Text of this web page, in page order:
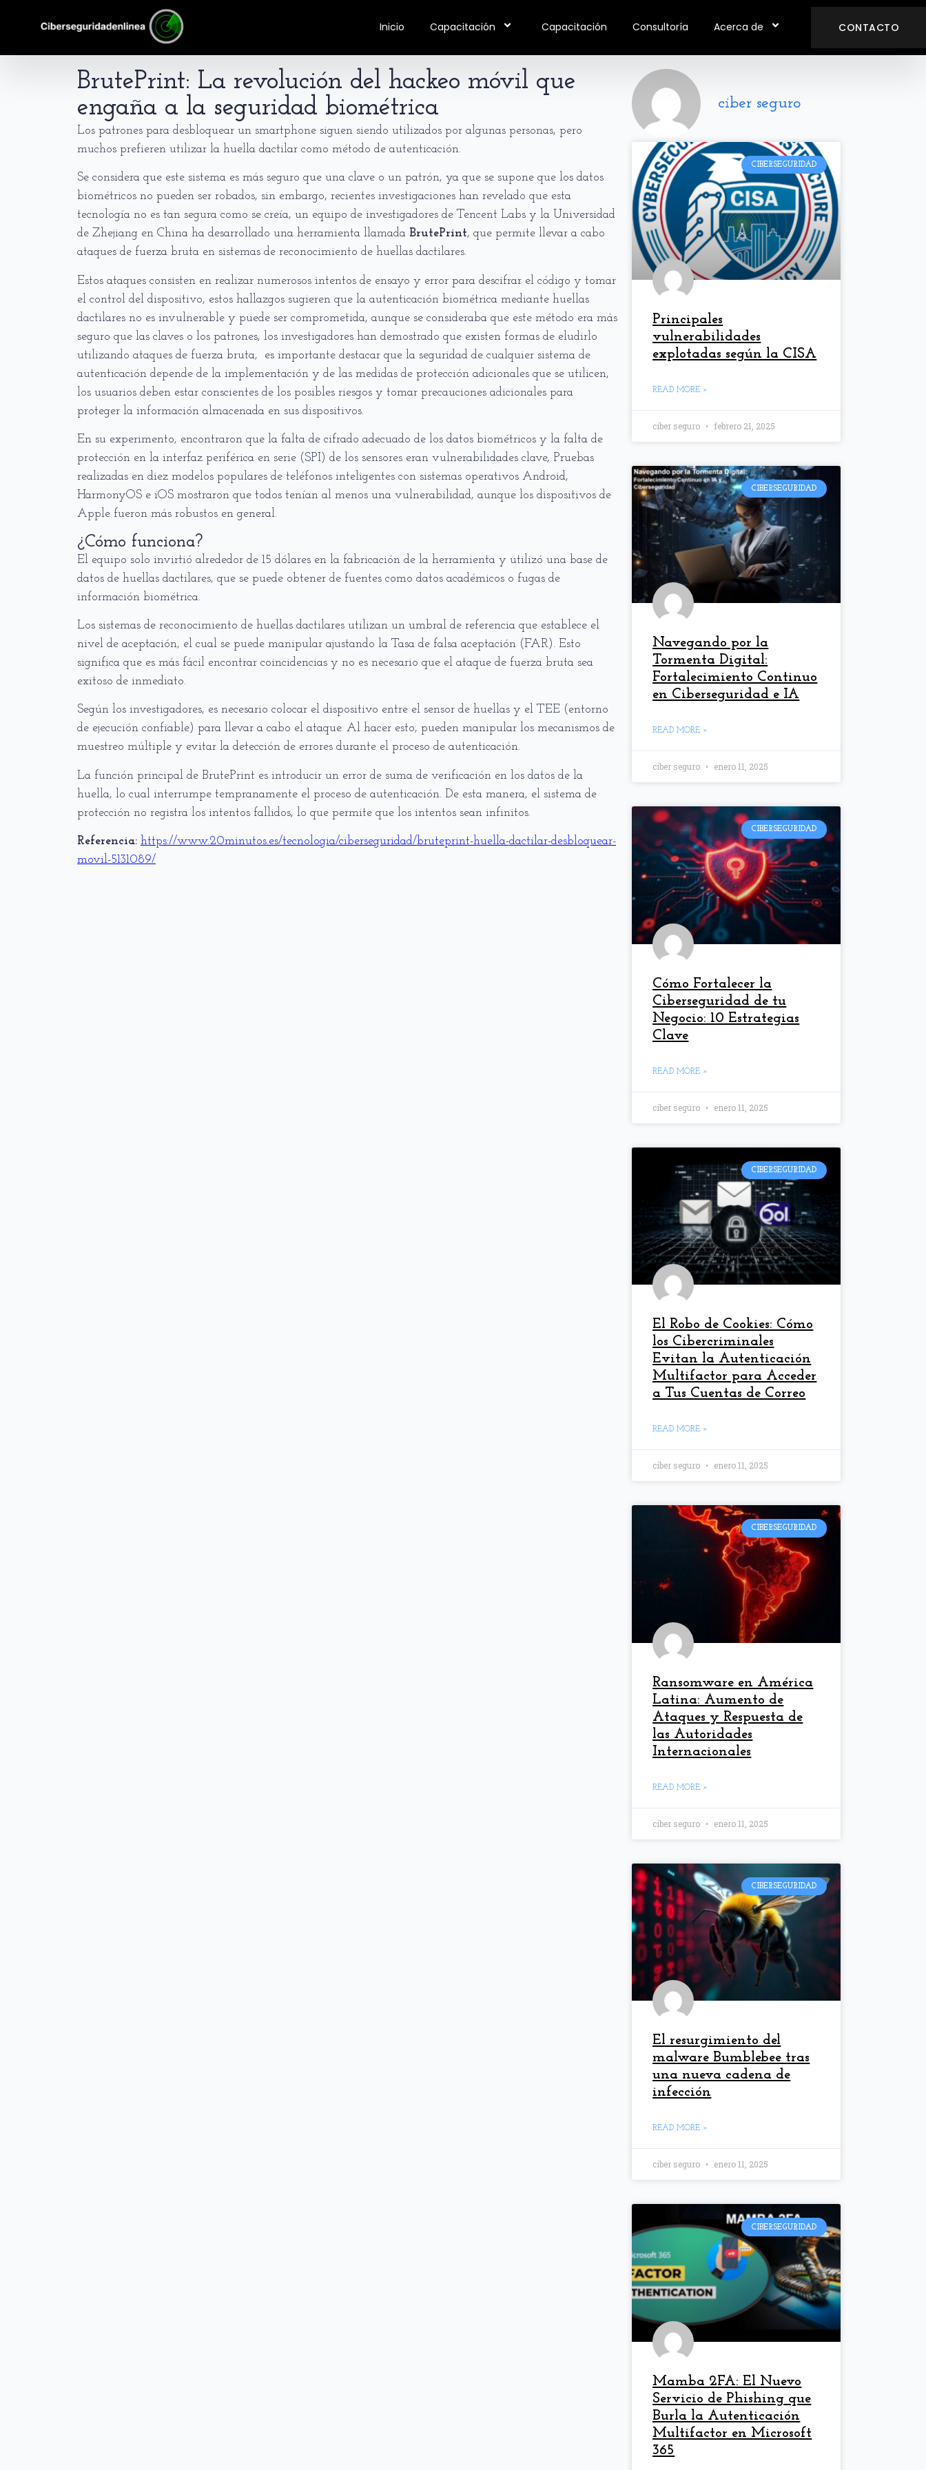
Inicio Capacitación Capacitación Consultoría Acerca de CONTACTO
BrutePrint: La revolución del hackeo móvil que
engaña a la seguridad biométrica
Los patrones para desbloquear un smartphone siguen siendo utilizados por algunas personas, pero
muchos prefieren utilizar la huella dactilar como método de autenticación.
Se considera que este sistema es más seguro que una clave o un patrón, ya que se supone que los datos
biométricos no pueden ser robados, sin embargo, recientes investigaciones han revelado que esta
tecnología no es tan segura como se creía, un equipo de investigadores de Tencent Labs y la Universidad
de Zhejiang en China ha desarrollado una herramienta llamada BrutePrint, que permite llevar a cabo
ataques de fuerza bruta en sistemas de reconocimiento de huellas dactilares.
Estos ataques consisten en realizar numerosos intentos de ensayo y error para descifrar el código y tomar
el control del dispositivo, estos hallazgos sugieren que la autenticación biométrica mediante huellas
dactilares no es invulnerable y puede ser comprometida, aunque se consideraba que este método era más
seguro que las claves o los patrones, los investigadores han demostrado que existen formas de eludirlo
utilizando ataques de fuerza bruta, es importante destacar que la seguridad de cualquier sistema de
autenticación depende de la implementación y de las medidas de protección adicionales que se utilicen,
los usuarios deben estar conscientes de los posibles riesgos y tomar precauciones adicionales para
proteger la información almacenada en sus dispositivos.
En su experimento, encontraron que la falta de cifrado adecuado de los datos biométricos y la falta de
protección en la interfaz periférica en serie (SPI) de los sensores eran vulnerabilidades clave, Pruebas
realizadas en diez modelos populares de teléfonos inteligentes con sistemas operativos Android,
HarmonyOS e iOS mostraron que todos tenían al menos una vulnerabilidad, aunque los dispositivos de
Apple fueron más robustos en general.
¿Cómo funciona?
El equipo solo invirtió alrededor de 15 dólares en la fabricación de la herramienta y utilizó una base de
datos de huellas dactilares, que se puede obtener de fuentes como datos académicos o fugas de
información biométrica.
Los sistemas de reconocimiento de huellas dactilares utilizan un umbral de referencia que establece el
nivel de aceptación, el cual se puede manipular ajustando la Tasa de falsa aceptación (FAR). Esto
significa que es más fácil encontrar coincidencias y no es necesario que el ataque de fuerza bruta sea
exitoso de inmediato.
Según los investigadores, es necesario colocar el dispositivo entre el sensor de huellas y el TEE (entorno
de ejecución confiable) para llevar a cabo el ataque. Al hacer esto, pueden manipular los mecanismos de
muestreo múltiple y evitar la detección de errores durante el proceso de autenticación.
La función principal de BrutePrint es introducir un error de suma de verificación en los datos de la
huella, lo cual interrumpe tempranamente el proceso de autenticación. De esta manera, el sistema de
protección no registra los intentos fallidos, lo que permite que los intentos sean infinitos.
Referencia: https://www.20minutos.es/tecnologia/ciberseguridad/bruteprint-huella-dactilar-desbloquear-
movil-5131089/
ciber seguro
CIBERSEGURIDAD
Principales
vulnerabilidades
explotadas según la CISA
READ MORE »
ciber seguro febrero 21, 2025
CIBERSEGURIDAD
Navegando por la
Tormenta Digital:
Fortalecimiento Continuo
en Ciberseguridad e IA
READ MORE »
ciber seguro enero 11, 2025
CIBERSEGURIDAD
Cómo Fortalecer la
Ciberseguridad de tu
Negocio: 10 Estrategias
Clave
READ MORE »
ciber seguro enero 11, 2025
CIBERSEGURIDAD
El Robo de Cookies: Cómo
los Cibercriminales
Evitan la Autenticación
Multifactor para Acceder
a Tus Cuentas de Correo
READ MORE »
ciber seguro enero 11, 2025
CIBERSEGURIDAD
Ransomware en América
Latina: Aumento de
Ataques y Respuesta de
las Autoridades
Internacionales
READ MORE »
ciber seguro enero 11, 2025
CIBERSEGURIDAD
El resurgimiento del
malware Bumblebee tras
una nueva cadena de
infección
READ MORE »
ciber seguro enero 11, 2025
CIBERSEGURIDAD
Mamba 2FA: El Nuevo
Servicio de Phishing que
Burla la Autenticación
Multifactor en Microsoft
365